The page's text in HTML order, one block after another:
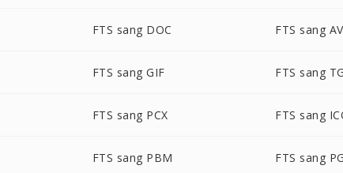
FTS sang DOC FTS sang
FTS sang GIF FTS sang
FTS sang PCX FTS sang
FTS sang PBM FTS sang